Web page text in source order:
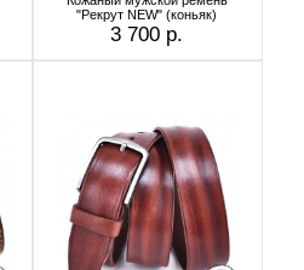
"Рекрут NEW" (коньяк)
3 700 р.